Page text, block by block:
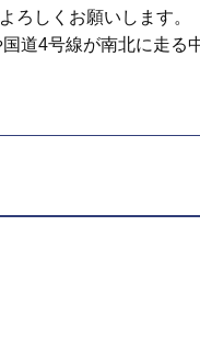
ろしくお願いします。
道4号線が南北に走る